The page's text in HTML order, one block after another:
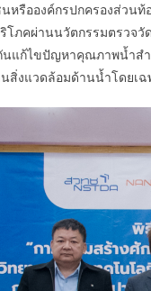
หรือองค์กรปกครองส่วน
โภคผ่านนวัตกรรมตรวจ
แก้ไขปัญหาคุณภาพน้ำส
สิ่งแวดล้อมด้านน้ำโดยเ